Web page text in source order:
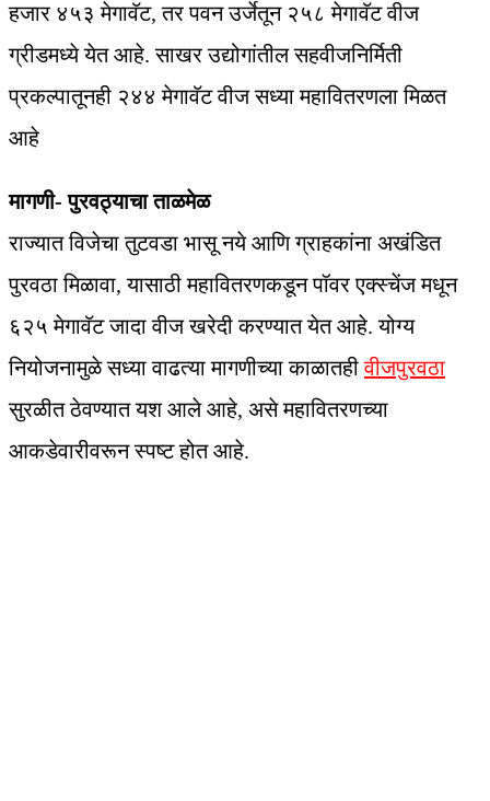
हजार ४५३ मेगावॅट, तर पवन उर्जेतून २५८ मेगावॅट वीज
ग्रीडमध्ये येत आहे. साखर उद्योगांतील सहवीजनिर्मिती
प्रकल्पातूनही २४४ मेगावॅट वीज सध्या महावितरणला मिळत
आहे
मागणी- पुरवठ्याचा ताळमेळ
राज्यात विजेचा तुटवडा भासू नये आणि ग्राहकांना अखंडित
पुरवठा मिळावा, यासाठी महावितरणकडून पॉवर एक्स्चेंज मधून
६२५ मेगावॅट जादा वीज खरेदी करण्यात येत आहे. योग्य
नियोजनामुळे सध्या वाढत्या मागणीच्या काळातहीवीजपुरवठा
सुरळीत ठेवण्यात यश आले आहे, असे महावितरणच्या
आकडेवारीवरून स्पष्ट होत आहे.